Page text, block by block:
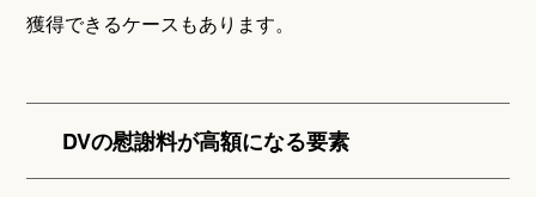
獲得できるケースもあります。
DVの慰謝料が高額になる要素